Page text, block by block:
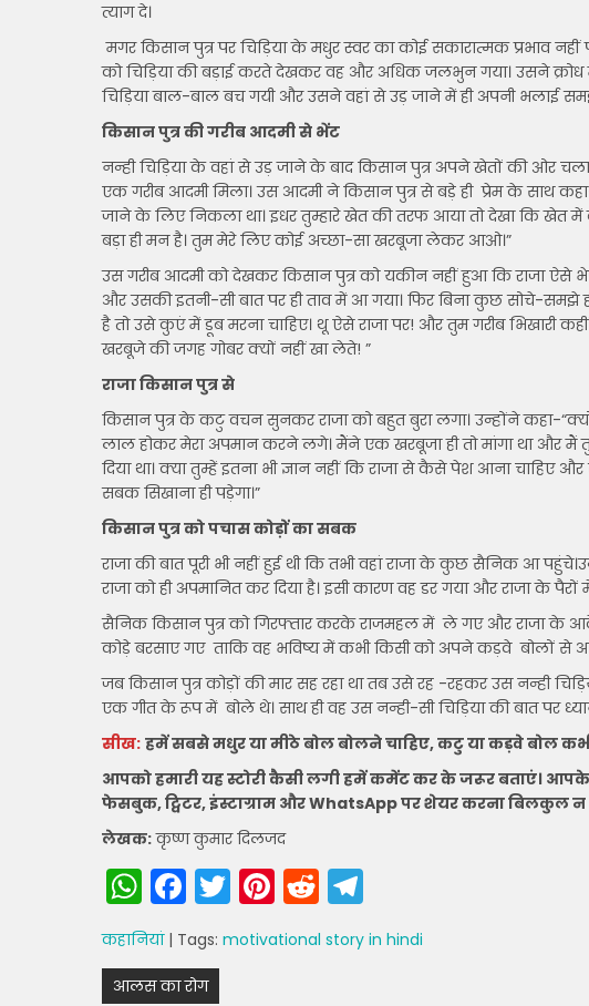
त्याग दे।
मगर किसान पुत्र पर चिड़िया के मधुर स्वर का कोई सकारात्मक प्रभाव नहीं
को चिड़िया की बड़ाई करते देखकर वह और अधिक जलभुन गया। उसने क्रोध
चिड़िया बाल-बाल बच गयी और उसने वहां से उड़ जाने में ही अपनी भलाई
किसान पुत्र की गरीब आदमी से भेंट
नन्ही चिड़िया के वहां से उड़ जाने के बाद किसान पुत्र अपने खेतों की ओर
एक गरीब आदमी मिला। उस आदमी ने किसान पुत्र से बड़े ही प्रेम के साथ
जाने के लिए निकला था। इधर तुम्हारे खेत की तरफ आया तो देखा कि
बड़ा ही मन है। तुम मेरे लिए कोई अच्छा-सा खरबूजा लेकर आओ।”
उस गरीब आदमी को देखकर किसान पुत्र को यकीन नहीं हुआ कि राजा ऐसे
और उसकी इतनी-सी बात पर ही ताव में आ गया। फिर बिना कुछ सोचे-समझे
है तो उसे कुएं में डूब मरना चाहिए। थू ऐसे राजा पर! और तुम गरीब
खरबूजे की जगह गोबर क्यों नहीं खा लेते! ”
राजा किसान पुत्र से
किसान पुत्र के कटु वचन सुनकर राजा को बहुत बुरा लगा। उन्होंने कहा-
लाल होकर मेरा अपमान करने लगे। मैंने एक खरबूजा ही तो मांगा था और
दिया था। क्या तुम्हें इतना भी ज्ञान नहीं कि राजा से कैसे पेश आना चाहिए
सबक सिखाना ही पड़ेगा।”
किसान पुत्र को पचास कोड़ों का सबक
राजा की बात पूरी भी नहीं हुई थी कि तभी वहां राजा के कुछ सैनिक आ
राजा को ही अपमानित कर दिया है। इसी कारण वह डर गया और राजा के
सैनिक किसान पुत्र को गिरफ्तार करके राजमहल में ले गए और राजा के
कोड़े बरसाए गए ताकि वह भविष्य में कभी किसी को अपने कड़वे बोलों से
जब किसान पुत्र कोड़ों की मार सह रहा था तब उसे रह -रहकर उस नन्ही
एक गीत के रूप में बोले थे। साथ ही वह उस नन्ही-सी चिड़िया की बात पर
सीख: हमें सबसे मधुर या मीठे बोल बोलने चाहिए, कटु या कड़वे बोल
आपको हमारी यह स्टोरी कैसी लगी हमें कमेंट कर के जरूर बताएं। आपके
फेसबुक, ट्विटर, इंस्टाग्राम और WhatsApp पर शेयर करना बिलकुल न
लेखक:कृष्ण कुमार दिलजद
W
h
a
ts
F
a
c
e
T
w
itt
Pi
nt
er
R
e
d
el
e
कहानियां| Tags: motivational story in hindi
Post
आलस का रोग